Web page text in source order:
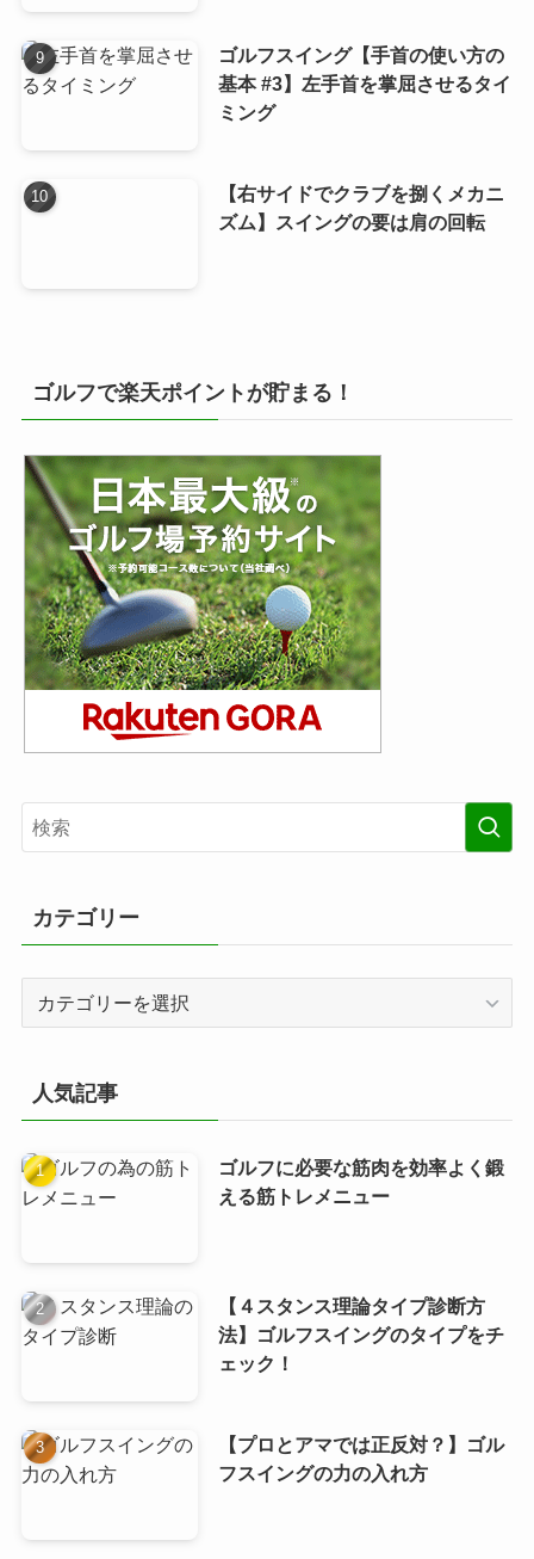
ゴルフスイング【手首の使い方の
基本 #3】左手首を掌屈させるタイ
ミング
【右サイドでクラブを捌くメカニ
ズム】スイングの要は肩の回転
ゴルフで楽天ポイントが貯まる！
カテゴリー
ー
人気記事
ゴルフに必要な筋肉を効率よく鍛
える筋トレメニュー
【４スタンス理論タイプ診断方
法】ゴルフスイングのタイプをチ
ェック！
【プロとアマでは正反対？】ゴル
フスイングの力の入れ方